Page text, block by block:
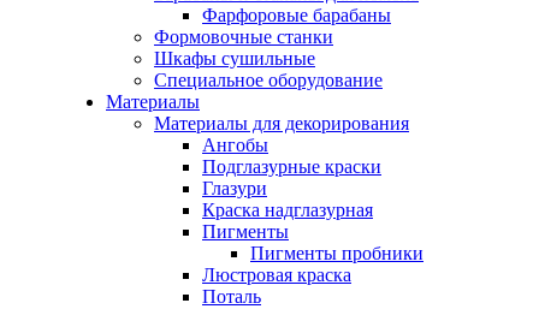
Фарфоровые барабаны
Формовочные станки
Шкафы сушильные
Специальное оборудование
Материалы
Материалы для декорирования
Ангобы
Подглазурные краски
Глазури
Краска надглазурная
Пигменты
Пигменты пробники
Люстровая краска
Поталь